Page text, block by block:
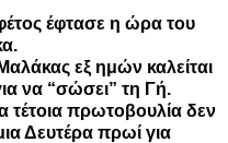
έφτασε η ώρα του
εξ ημών καλείται
να “σώσει” τη Γή.
τέτοια πρωτοβουλία δεν
Δευτέρα πρωί για